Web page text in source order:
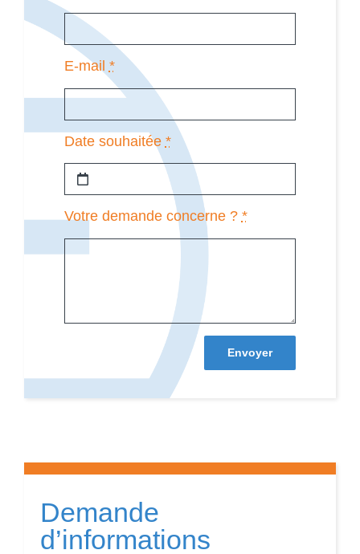
E-mail *
Date souhaitée *
Votre demande concerne ? *
Envoyer
Demande
d’informations